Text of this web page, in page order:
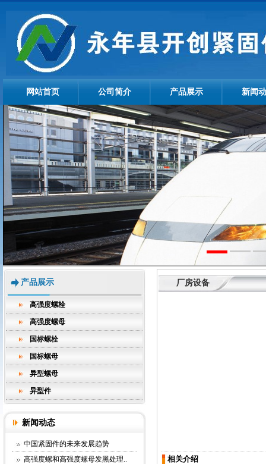
网站首页 公司简介 产品展示 新闻
产品展示
高强度螺栓
高强度螺母
国标螺栓
国标螺母
异型螺母
异型件
新闻动态
中国紧固件的未来发展趋势
高强度螺和高强度螺母发黑处理..
厂房设备
相关介绍